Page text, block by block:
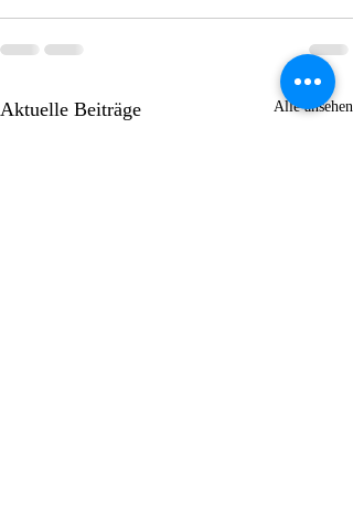
Aktuelle Beiträge Alle ansehen